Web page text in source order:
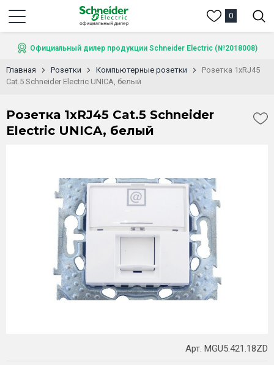
0
Официальный дилер продукции Schneider Electric (№2018008)
Главная Розетки Компьютерные розетки
Розетка 1xRJ45
Cat.5 Schneider Electric UNICA, белый
Розетка 1xRJ45 Cat.5 Schneider
Electric UNICA, белый
Арт. MGU5.421.18ZD